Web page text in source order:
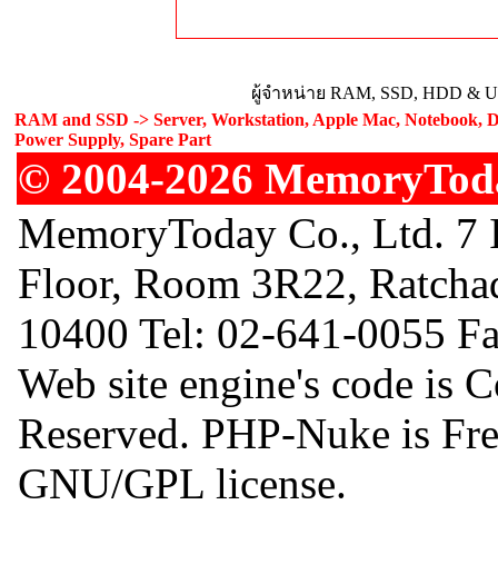
ผู้จำหน่าย RAM, SSD, HDD &
RAM and SSD -> Server, Workstation, Apple Mac, Notebook,
Power Supply, Spare Part
© 2004-2026
MemoryToday Co., Ltd.
Floor, Room 3R22,
10400 Tel: 02-641-0055
Web site engine's code is
Reserved. PHP-Nuke is
GNU/GPL license.